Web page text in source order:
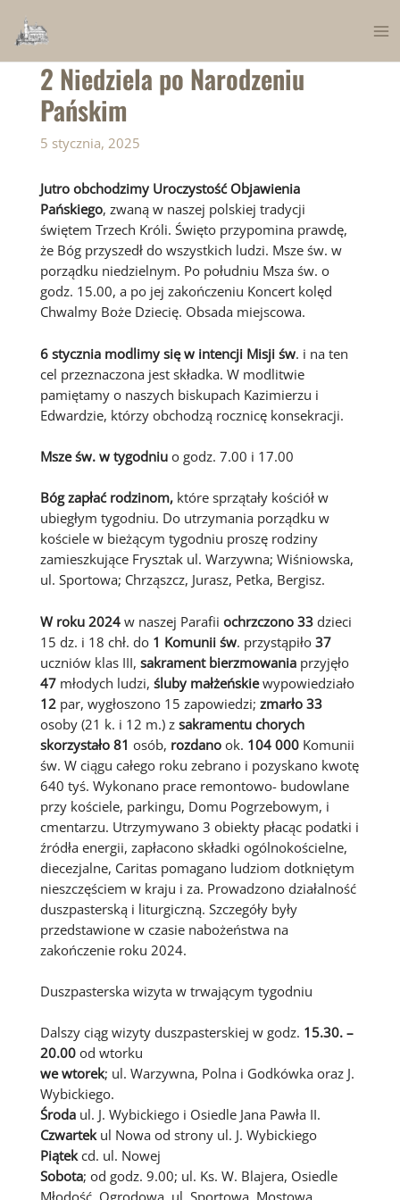
content
2 Niedziela po Narodzeniu
Pańskim
5 stycznia, 2025
Jutro obchodzimy Uroczystość Objawienia
Pańskiego, zwaną w naszej polskiej tradycji
świętem Trzech Króli. Święto przypomina prawdę,
że Bóg przyszedł do wszystkich ludzi. Msze św. w
porządku niedzielnym. Po południu Msza św. o
godz. 15.00, a po jej zakończeniu Koncert kolęd
Chwalmy Boże Dziecię. Obsada miejscowa.
6 stycznia modlimy się w intencji Misji św. i na ten
cel przeznaczona jest składka. W modlitwie
pamiętamy o naszych biskupach Kazimierzu i
Edwardzie, którzy obchodzą rocznicę konsekracji.
Msze św. w tygodniu o godz. 7.00 i 17.00
Bóg zapłać rodzinom, które sprzątały kościół w
ubiegłym tygodniu. Do utrzymania porządku w
kościele w bieżącym tygodniu proszę rodziny
zamieszkujące Frysztak ul. Warzywna; Wiśniowska,
ul. Sportowa; Chrząszcz, Jurasz, Petka, Bergisz.
W roku 2024w naszej Parafii ochrzczono 33 dzieci
15 dz. i 18 chł. do 1 Komunii św. przystąpiło 37
uczniów klas III, sakrament bierzmowaniaprzyjęło
47młodych ludzi, śluby małżeńskiewypowiedziało
12par, wygłoszono 15 zapowiedzi; zmarło 33
osoby (21 k. i 12 m.) z sakramentu chorych
skorzystało 81 osób, rozdano ok. 104 000Komunii
św. W ciągu całego roku zebrano i pozyskano kwotę
640 tyś. Wykonano prace remontowo- budowlane
przy kościele, parkingu, Domu Pogrzebowym, i
cmentarzu. Utrzymywano 3 obiekty płacąc podatki i
źródła energii, zapłacono składki ogólnokościelne,
diecezjalne, Caritas pomagano ludziom dotkniętym
nieszczęściem w kraju i za. Prowadzono działalność
duszpasterską i liturgiczną. Szczegóły były
przedstawione w czasie nabożeństwa na
zakończenie roku 2024.
Duszpasterska wizyta w trwającym tygodniu
Dalszy ciąg wizyty duszpasterskiej w godz. 15.30. –
20.00od wtorku
we wtorek; ul. Warzywna, Polna i Godkówka oraz J.
Wybickiego.
Środa ul. J. Wybickiego i Osiedle Jana Pawła II.
Czwartek ul Nowa od strony ul. J. Wybickiego
Piątekcd. ul. Nowej
Sobota; od godz. 9.00; ul. Ks. W. Blajera, Osiedle